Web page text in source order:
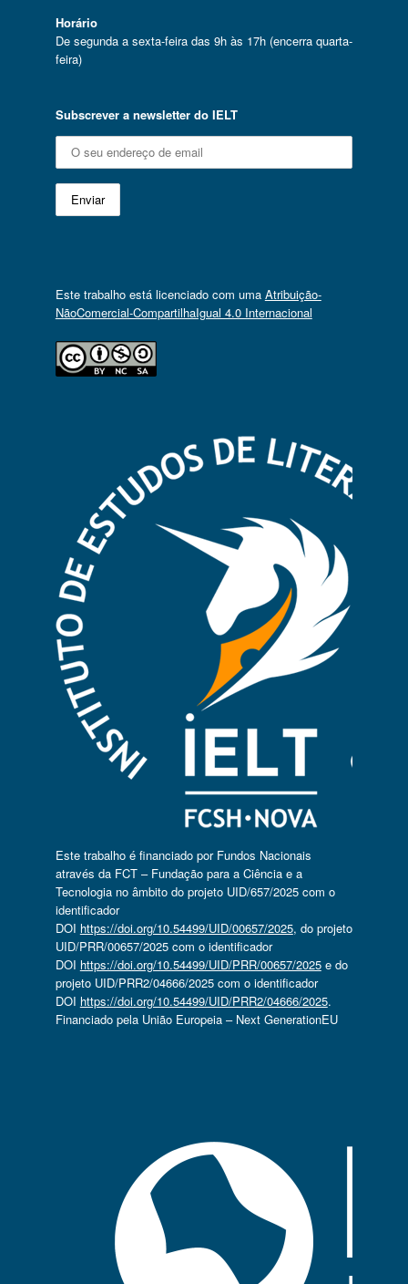
Horário
De segunda a sexta-feira das 9h às 17h (encerra quarta-
feira)
Subscrever a newsletter do IELT
Este trabalho está licenciado com uma Atribuição-
NãoComercial-CompartilhaIgual 4.0 Internacional
Este trabalho é financiado por Fundos Nacionais
através da FCT – Fundação para a Ciência e a
Tecnologia no âmbito do projeto UID/657/2025 com o
identificador
DOI https://doi.org/10.54499/UID/00657/2025, do projeto
UID/PRR/00657/2025 com o identificador
DOI https://doi.org/10.54499/UID/PRR/00657/2025e do
projeto UID/PRR2/04666/2025 com o identificador
DOI https://doi.org/10.54499/UID/PRR2/04666/2025.
Financiado pela União Europeia – Next GenerationEU